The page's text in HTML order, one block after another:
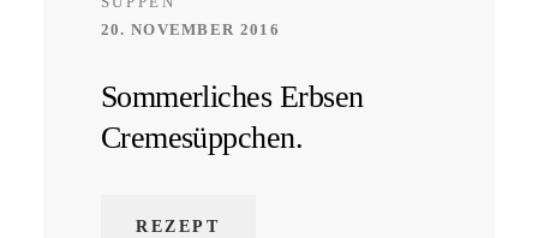
20. NOVEMBER 2016
Sommerliches Erbsen
Cremesüppchen.
REZEPT